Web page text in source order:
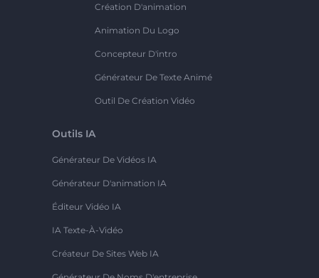
Création D'animation
Animation Du Logo
Concepteur D'intro
Générateur De Texte Animé
Outil De Création Vidéo
Outils IA
Générateur De Vidéos IA
Générateur D'animation IA
Éditeur Vidéo IA
IA Texte-À-Vidéo
Créateur De Sites Web IA